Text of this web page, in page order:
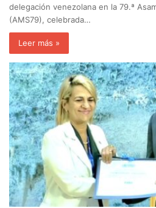
delegación venezolana en la 79.ª
(AMS79), celebrada…
Leer más »